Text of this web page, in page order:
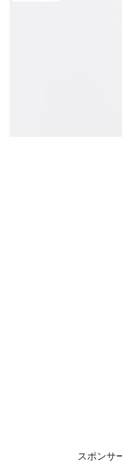
スポンサ